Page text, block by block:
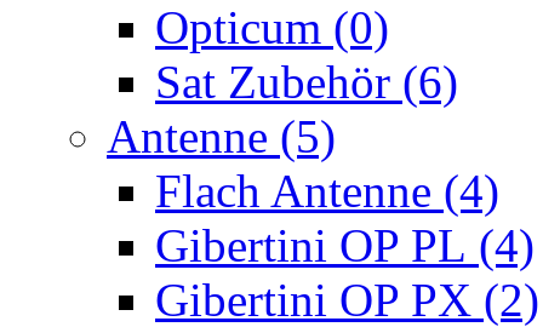
Opticum (0)
Sat Zubehör (6)
Antenne (5)
Flach Antenne (4)
Gibertini OP PL (4)
Gibertini OP PX (2)